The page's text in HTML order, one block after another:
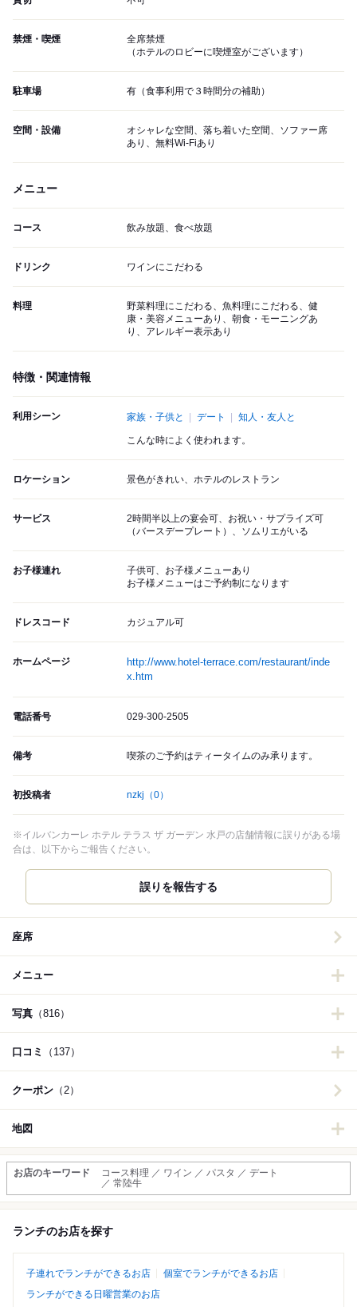
禁煙・喫煙
全席禁煙
（ホテルのロビーに喫煙室がございます）
駐車場 有（食事利用で３時間分の補助）
空間・設備
オシャレな空間、落ち着いた空間、ソファー席
あり、無料Wi-Fiあり
メニュー
コース 飲み放題、食べ放題
ドリンク ワインにこだわる
料理
野菜料理にこだわる、魚料理にこだわる、健
康・美容メニューあり、朝食・モーニングあ
り、アレルギー表示あり
特徴・関連情報
利用シーン 家族・子供と デート 知人・友人と
こんな時によく使われます。
ロケーション 景色がきれい、ホテルのレストラン
サービス
2時間半以上の宴会可、お祝い・サプライズ可
（バースデープレート）、ソムリエがいる
お子様連れ
子供可、お子様メニューあり
お子様メニューはご予約制になります
ドレスコード カジュアル可
ホームページ
http://www.hotel-terrace.com/restaurant/inde
x.htm
電話番号 029-300-2505
備考 喫茶のご予約はティータイムのみ承ります。
初投稿者 nzkj （0）
※イルバンカーレ ホテル テラス ザ ガーデン 水戸の店舗情報に誤りがある場
合は、以下からご報告ください。
誤りを報告する
座席
メニュー
写真 （816）
口コミ （137）
クーポン （2）
地図
お店のキーワード
コース料理 ／ ワイン ／ パスタ ／ デート
／ 常陸牛
ランチのお店を探す
子連れでランチができるお店
個室でランチができるお店
ランチができる日曜営業のお店